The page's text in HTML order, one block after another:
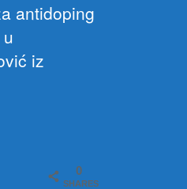
antidoping
iz
0
SHARES